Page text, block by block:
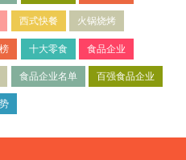
西式快餐 火锅烧烤
十大零食 食品企业
食品企业名单 百强食品企业